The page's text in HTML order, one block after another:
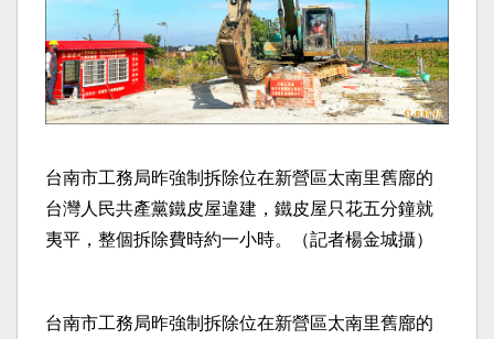
台南市工務局昨強制拆除位在新營區太南里舊廍的
台灣人民共產黨鐵皮屋違建，鐵皮屋只花五分鐘就
夷平，整個拆除費時約一小時。（記者楊金城攝）
台南市工務局昨強制拆除位在新營區太南里舊廍的